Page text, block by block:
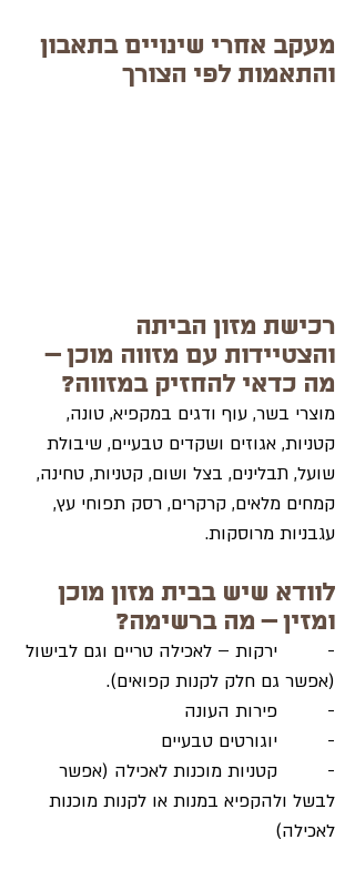
מעקב אחרי שינויים בתאבון
והתאמות לפי הצורך
רכישת מזון הביתה
והצטיידות עם מזווה מוכן –
מה כדאי להחזיק במזווה?
מוצרי בשר, עוף ודגים במקפיא, טונה,
קטניות, אגוזים ושקדים טבעיים, שיבולת
שועל, תבלינים, בצל ושום, קטניות, טחינה,
קמחים מלאים, קרקרים, רסק תפוחי עץ,
עגבניות מרוסקות.
לוודא שיש בבית מזון מוכן
ומזין – מה ברשימה?
-         ירקות – לאכילה טריים וגם לבישול
(אפשר גם חלק לקנות קפואים).
-         פירות העונה
-         יוגורטים טבעיים
-         קטניות מוכנות לאכילה (אפשר
לבשל ולהקפיא במנות או לקנות מוכנות
לאכילה)